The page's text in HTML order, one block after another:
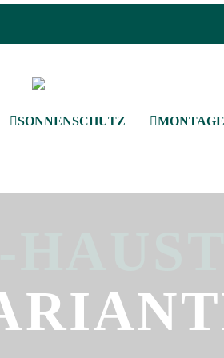
SONNENSCHUTZ